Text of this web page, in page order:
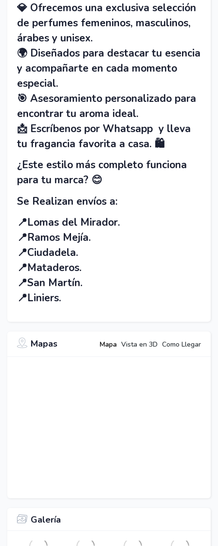
💎 Ofrecemos una exclusiva selección
de perfumes femeninos, masculinos,
árabes y unisex.
🌍 Diseñados para destacar tu esencia
y acompañarte en cada momento
especial.
🎯 Asesoramiento personalizado para
encontrar tu aroma ideal.
📩 Escríbenos por Whatsapp y lleva
tu fragancia favorita a casa. 🛍️
¿Este estilo más completo funciona
para tu marca? 😊
Se Realizan envíos a:
📍Lomas del Mirador.
📍Ramos Mejía.
📍Ciudadela.
📍Mataderos.
📍San Martín.
📍Liniers.
Mapas Mapa Vista en 3D Como Llegar
Galería